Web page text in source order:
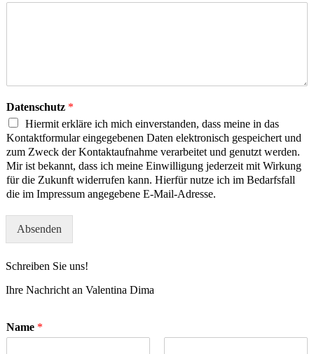
Datenschutz *
Hiermit erkläre ich mich einverstanden, dass meine in das
Kontaktformular eingegebenen Daten elektronisch gespeichert und
zum Zweck der Kontaktaufnahme verarbeitet und genutzt werden.
Mir ist bekannt, dass ich meine Einwilligung jederzeit mit Wirkung
für die Zukunft widerrufen kann. Hierfür nutze ich im Bedarfsfall
die im Impressum angegebene E-Mail-Adresse.
Absenden
Schreiben Sie uns!
Ihre Nachricht an Valentina Dima
Name *